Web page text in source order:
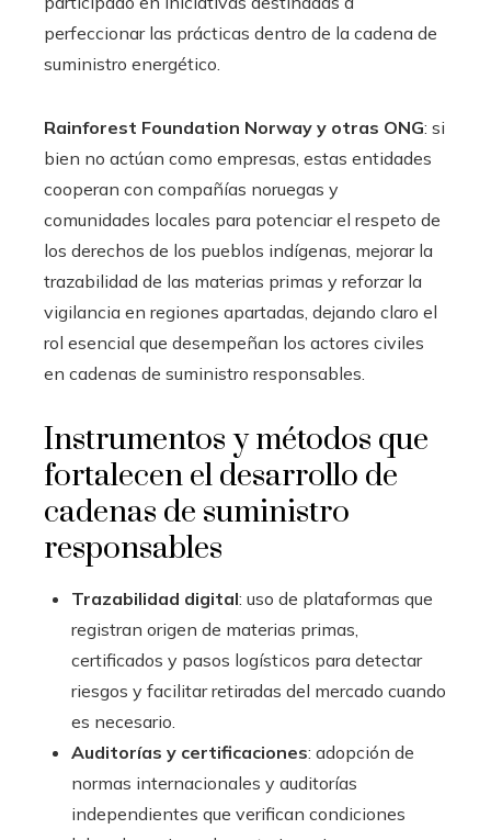
perfeccionar las prácticas dentro de la cadena de
suministro energético.
Rainforest Foundation Norway y otras ONG: si
bien no actúan como empresas, estas entidades
cooperan con compañías noruegas y
comunidades locales para potenciar el respeto de
los derechos de los pueblos indígenas, mejorar la
trazabilidad de las materias primas y reforzar la
vigilancia en regiones apartadas, dejando claro el
rol esencial que desempeñan los actores civiles
en cadenas de suministro responsables.
Instrumentos y métodos que
fortalecen el desarrollo de
cadenas de suministro
responsables
Trazabilidad digital: uso de plataformas que
registran origen de materias primas,
certificados y pasos logísticos para detectar
riesgos y facilitar retiradas del mercado cuando
es necesario.
Auditorías y certificaciones: adopción de
normas internacionales y auditorías
independientes que verifican condiciones